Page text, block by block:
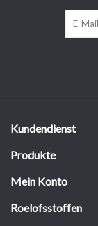
Kundendienst
Produkte
Mein Konto
Roelofsstoffen